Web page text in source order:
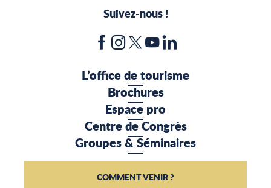
Suivez-nous !
L’office de tourisme
Brochures
Espace pro
Centre de Congrès
Groupes & Séminaires
COMMENT VENIR ?